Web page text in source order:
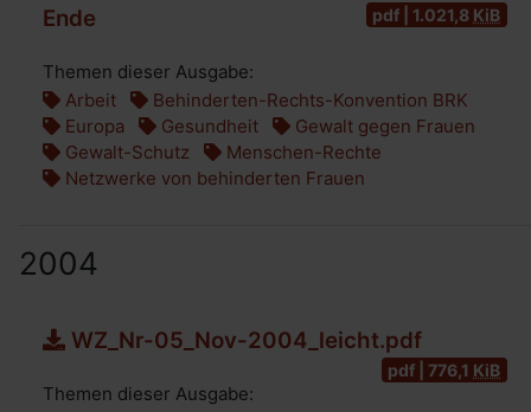
Ende
pdf | 1.021,8 KiB
Themen dieser Ausgabe:
Arbeit
Behinderten-Rechts-Konvention BRK
Europa
Gesundheit
Gewalt gegen Frauen
Gewalt-Schutz
Menschen-Rechte
Netzwerke von behinderten Frauen
2004
WZ_Nr-05_Nov-2004_leicht.pdf
pdf | 776,1 KiB
Themen dieser Ausgabe: